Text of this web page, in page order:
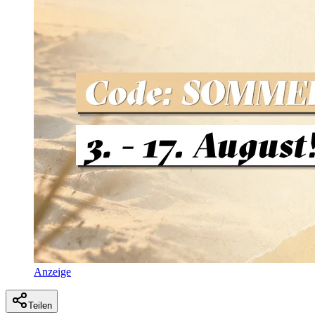
Anzeige
Teilen